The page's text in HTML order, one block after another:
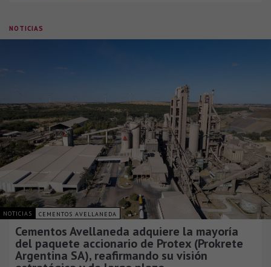
NOTICIAS
NOTICIAS CEMENTOS AVELLANEDA
Cementos Avellaneda adquiere la mayoría
del paquete accionario de Protex (Prokrete
Argentina SA), reafirmando su visión